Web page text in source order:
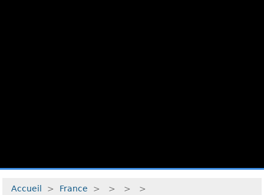
Accueil > France > > >
>